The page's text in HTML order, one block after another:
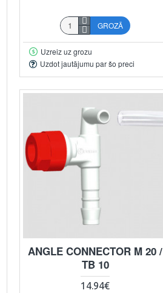
GROZĀ
Uzreiz uz grozu
Uzdot jautājumu par šo preci
ANGLE CONNECTOR M 20 /
TB 10
14.94€